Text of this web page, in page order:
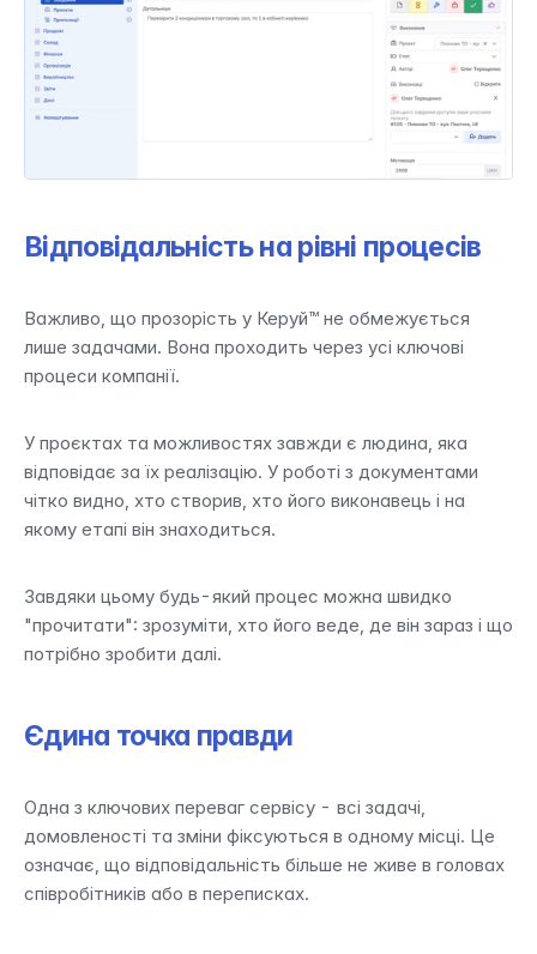
Відповідальність на рівні процесів
Важливо, що прозорість у Керуй™ не обмежується
лише задачами. Вона проходить через усі ключові
процеси компанії.
У проєктах та можливостях завжди є людина, яка
відповідає за їх реалізацію. У роботі з документами
чітко видно, хто створив, хто його виконавець і на
якому етапі він знаходиться.
Завдяки цьому будь-який процес можна швидко
"прочитати": зрозуміти, хто його веде, де він зараз і що
потрібно зробити далі.
Єдина точка правди
Одна з ключових переваг сервісу - всі задачі,
домовленості та зміни фіксуються в одному місці. Це
означає, що відповідальність більше не живе в головах
співробітників або в переписках.